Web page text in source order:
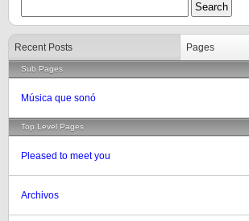
Recent Posts Pages
Sub Pages
Música que sonó
Top Level Pages
Pleased to meet you
Archivos